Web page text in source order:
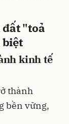
"toả
biệt
kinh tế
thành
bền vững,